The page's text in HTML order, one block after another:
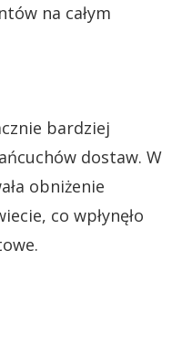
na całym
bardziej
dostaw. W
obniżenie
co wpłynęło